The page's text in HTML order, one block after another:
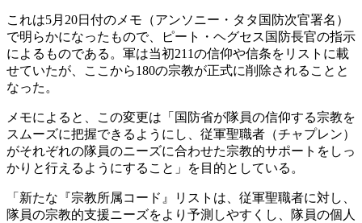
これは5月20日付のメモ（アンソニー・タタ国防次官署名）
で明らかになったもので、ピート・ヘグセス国防長官の指示
によるものである。軍は当初211の信仰や信条をリストに載
せていたが、ここから180の宗教が正式に削除されることと
なった。
メモによると、この変更は「国防省が隊員の信仰する宗教を
スムーズに把握できるようにし、従軍聖職者（チャプレン）
がそれぞれの隊員のニーズに合わせた宗教的サポートをしっ
かりと行えるようにすること」を目的としている。
「新たな『宗教所属コード』リストは、従軍聖職者に対し、
隊員の宗教的支援ニーズをより予測しやすくし、隊員の個人